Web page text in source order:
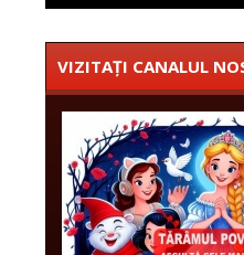
VIZITAȚI CANALUL